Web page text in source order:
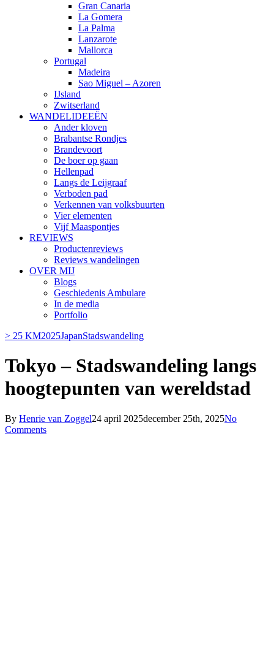
Gran Canaria
La Gomera
La Palma
Lanzarote
Mallorca
Portugal
Madeira
Sao Miguel – Azoren
IJsland
Zwitserland
WANDELIDEEËN
Ander kloven
Brabantse Rondjes
Brandevoort
De boer op gaan
Hellenpad
Langs de Leijgraaf
Verboden pad
Verkennen van volksbuurten
Vier elementen
Vijf Maaspontjes
REVIEWS
Productenreviews
Reviews wandelingen
OVER MIJ
Blogs
Geschiedenis Ambulare
In de media
Portfolio
> 25 KM2025JapanStadswandeling
Tokyo – Stadswandeling langs
hoogtepunten van wereldstad
By Henrie van Zoggel24 april 2025december 25th, 2025No
Comments